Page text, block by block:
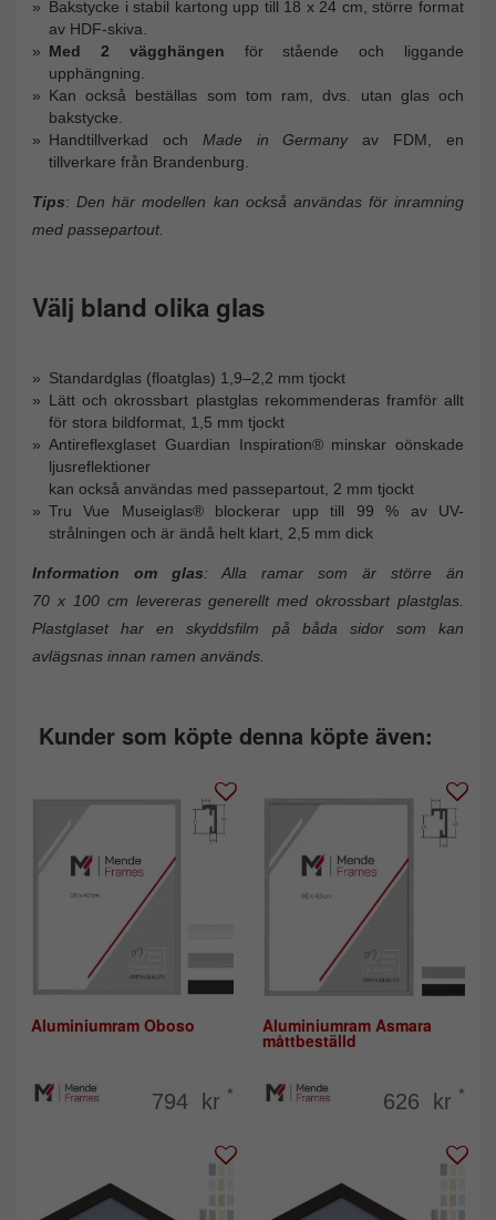
Bakstycke i stabil kartong upp till 18 x 24 cm, större format
av HDF-skiva.
Med 2 vägghängen för stående och liggande
upphängning.
Kan också beställas som tom ram, dvs. utan glas och
bakstycke.
Handtillverkad och Made in Germanyav FDM, en
tillverkare från Brandenburg.
Tips: Den här modellen kan också användas för inramning
med passepartout.
Välj bland olika glas
Standardglas (floatglas) 1,9–2,2 mm tjockt
Lätt och okrossbart plastglas rekommenderas framför allt
för stora bildformat, 1,5 mm tjockt
Antireflexglaset Guardian Inspiration® minskar oönskade
ljusreflektioner
kan också användas med passepartout, 2 mm tjockt
Tru Vue Museiglas® blockerar upp till 99 % av UV-
strålningen och är ändå helt klart, 2,5 mm dick
Information om glas: Alla ramar som är större än
70 x 100 cm levereras generellt med okrossbart plastglas.
Plastglaset har en skyddsfilm på båda sidor som kan
avlägsnas innan ramen används.
Kunder som köpte denna köpte även:
Aluminiumram Oboso
794 kr *
Aluminiumram Asmara
måttbeställd
626 kr *